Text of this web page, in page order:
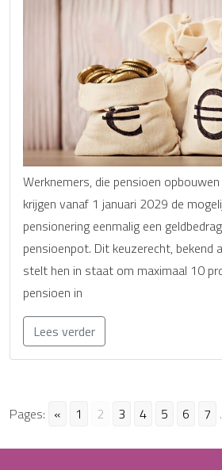
Werknemers, die pensioen
krijgen vanaf 1 januari 2029 de
pensionering eenmalig een
pensioenpot. Dit keuzerecht, bekend
stelt hen in staat om maximaal 10
pensioen in
Lees verder
Pages: « 1 2 3 4 5 6 7